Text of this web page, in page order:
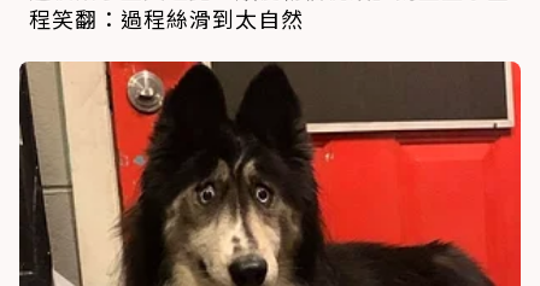
程笑翻：過程絲滑到太自然